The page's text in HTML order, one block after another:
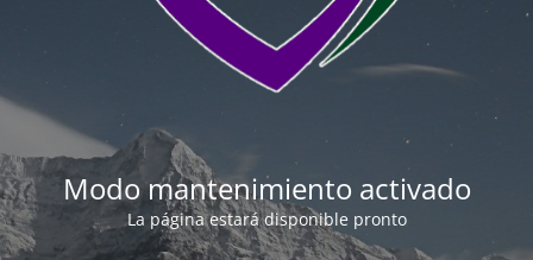
Modo mantenimiento activado
La página estará disponible pronto